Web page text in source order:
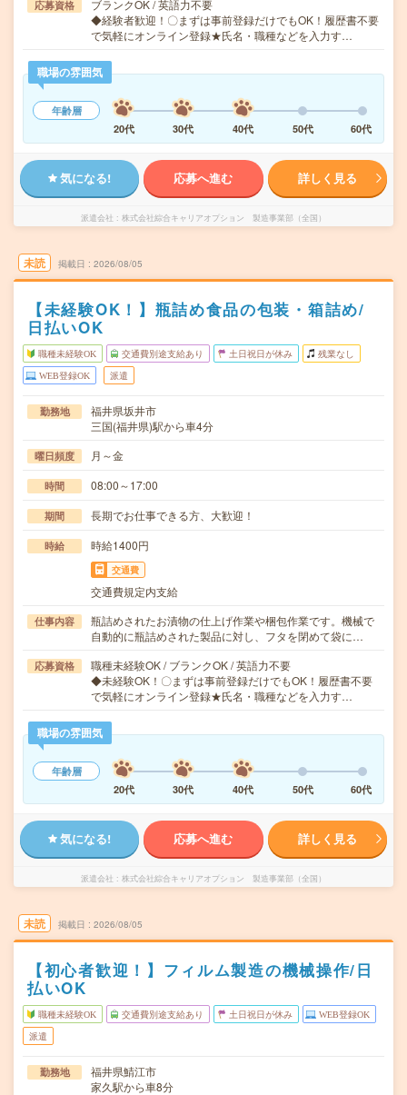
応募資格
ブランクOK / 英語力不要
◆経験者歓迎！〇まずは事前登録だけでもOK！履歴書不要
で気軽にオンライン登録★氏名・職種などを入力す…
職場の雰囲気
年齢層
20代
30代 40代 50代 60代
気になる! 応募へ進む 詳しく見る
派遣会社 株式会社綜合キャリアオプション 製造事業部（全国）
未読 掲載日 2026/08/05
【未経験OK！】瓶詰め食品の包装・箱詰め/
日払いOK
職種未経験OK 交通費別途支給あり 土日祝日が休み 残業なし
WEB登録OK 派遣
勤務地
福井県坂井市
三国(福井県)駅から車4分
曜日頻度 月～金
時間 08:00～17:00
期間 長期でお仕事できる方、大歓迎！
時給 時給1400円
交通費
交通費規定内支給
仕事内容
瓶詰めされたお漬物の仕上げ作業や梱包作業です。機械で
自動的に瓶詰めされた製品に対し、フタを閉めて袋に…
応募資格
職種未経験OK / ブランクOK / 英語力不要
◆未経験OK！〇まずは事前登録だけでもOK！履歴書不要
で気軽にオンライン登録★氏名・職種などを入力す…
職場の雰囲気
年齢層
20代
30代 40代 50代 60代
気になる! 応募へ進む 詳しく見る
派遣会社 株式会社綜合キャリアオプション 製造事業部（全国）
未読 掲載日 2026/08/05
【初心者歓迎！】フィルム製造の機械操作/日
払いOK
職種未経験OK 交通費別途支給あり 土日祝日が休み WEB登録OK
派遣
勤務地
福井県鯖江市
家久駅から車8分